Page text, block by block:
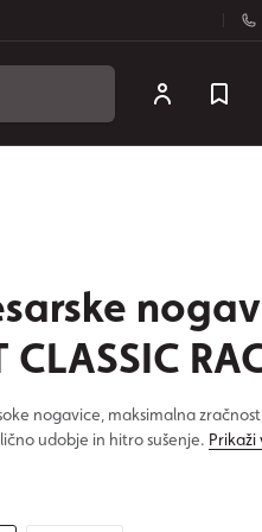
CLASSIC
nogavice, maksimalna
udobje in hitro sušenje. Prikaži